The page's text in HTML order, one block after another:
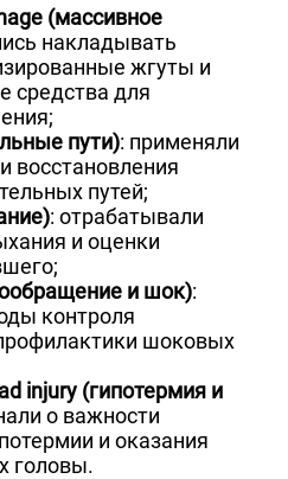
(массивное
накладывать
жгуты и
средства для
пути): применяли
восстановления
путей;
: отрабатывали
и оценки
и шок):
контроля
шоковых
injury (гипотермия и
о важности
и оказания
головы.